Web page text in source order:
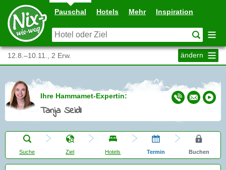
Pauschal Hotels Mehr Inspiration
12.8.–10.11., 2 Erw. ändern
Ihre Hammamet-Expertin:
Tanja Seidl
Suche Ziel Hotels Termin Buchen